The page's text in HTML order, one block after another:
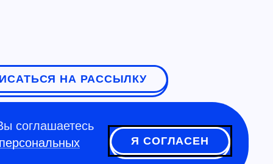
НА РАССЫЛКУ
соглашаетесь
Я СОГЛАСЕН